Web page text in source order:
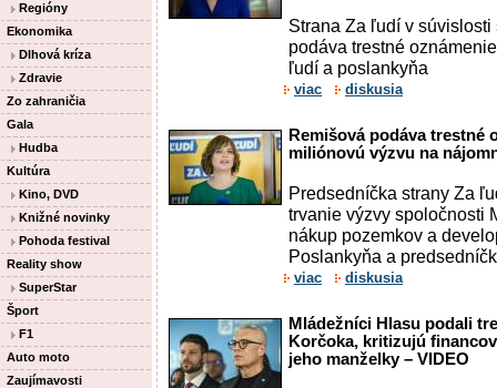
Regióny
Ekonomika
Dlhová kríza
Zdravie
Zo zahraničia
Gala
Hudba
Kultúra
Kino, DVD
Knižné novinky
Pohoda festival
Reality show
SuperStar
Šport
F1
Auto moto
Zaujímavosti
Strana Za ľudí v
podáva trestné
ľudí a poslankyňa
viac diskusia
Remišová podáva trestné
miliónovú výzvu na
Predsedníčka strany Za
trvanie výzvy spoločnosti
nákup pozemkov a
Poslankyňa a
viac diskusia
Mládežníci Hlasu podali
Korčoka, kritizujú
jeho manželky – VIDEO